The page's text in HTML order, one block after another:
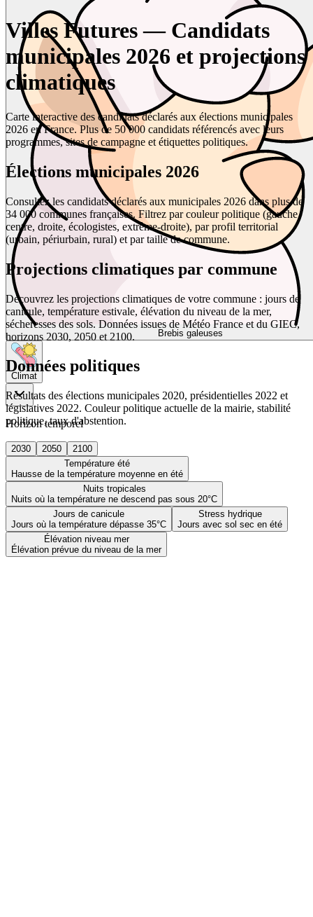
Brebis galeuses
Climat
Horizon temporel
2030 2050
2100
Température été
Hausse de la température moyenne en été
Nuits tropicales
Nuits où la température ne descend pas sous 20°C
Jours de canicule
Jours où la température dépasse 35°C
Stress hydrique
Jours avec sol sec en été
Élévation niveau mer
Élévation prévue du niveau de la mer
Villes Futures — Candidats
municipales 2026 et projections
climatiques
Carte interactive des candidats déclarés aux élections municipales
2026 en France. Plus de 50 000 candidats référencés avec leurs
programmes, sites de campagne et étiquettes politiques.
Élections municipales 2026
Consultez les candidats déclarés aux municipales 2026 dans plus de
34 000 communes françaises. Filtrez par couleur politique (gauche,
centre, droite, écologistes, extrême-droite), par profil territorial
(urbain, périurbain, rural) et par taille de commune.
Projections climatiques par commune
Découvrez les projections climatiques de votre commune : jours de
canicule, température estivale, élévation du niveau de la mer,
sécheresses des sols. Données issues de Météo France et du GIEC,
horizons 2030, 2050 et 2100.
Données politiques
Résultats des élections municipales 2020, présidentielles 2022 et
législatives 2022. Couleur politique actuelle de la mairie, stabilité
politique, taux d'abstention.